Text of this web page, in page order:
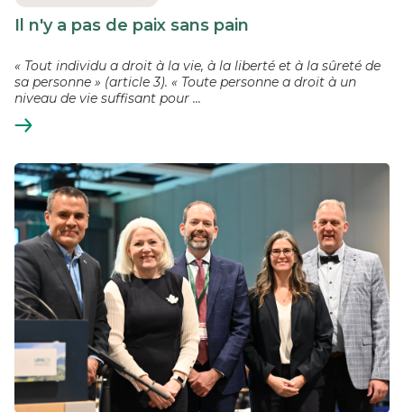
Il n'y a pas de paix sans pain
« Tout individu a droit à la vie, à la liberté et à la sûreté de
sa personne » (article 3). « Toute personne a droit à un
niveau de vie suffisant pour ...
En
plus